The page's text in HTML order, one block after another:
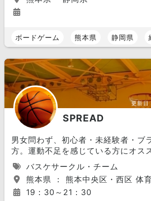
ボードゲーム 熊本県 静岡県
更新日
SPREAD
男女問わず、初心者・未経験者・ブ
方。運動不足を感じている方にオス
バスケサークル・チーム
熊本県 ： 熊本中央区・西区 体
19：30～21：30